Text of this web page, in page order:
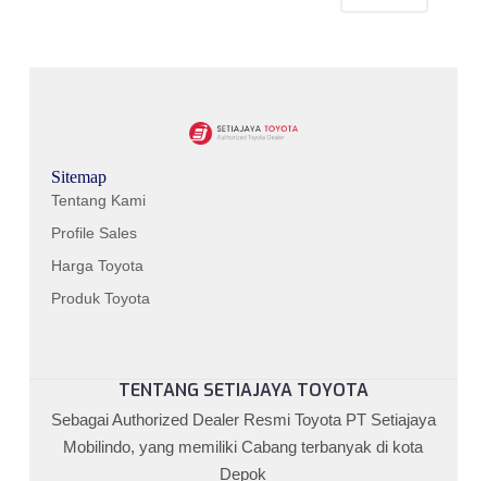
Sitemap
Tentang Kami
Profile Sales
Harga Toyota
Produk Toyota
TENTANG SETIAJAYA TOYOTA
Sebagai Authorized Dealer Resmi Toyota PT Setiajaya
Mobilindo, yang memiliki Cabang terbanyak di kota
Depok